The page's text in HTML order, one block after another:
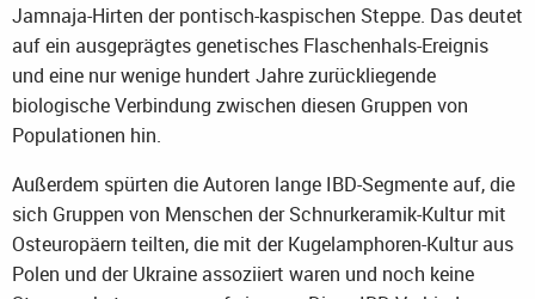
Jamnaja-Hirten der pontisch-kaspischen Steppe. Das deutet
auf ein ausgeprägtes genetisches Flaschenhals-Ereignis
und eine nur wenige hundert Jahre zurückliegende
biologische Verbindung zwischen diesen Gruppen von
Populationen hin.
Außerdem spürten die Autoren lange IBD-Segmente auf, die
sich Gruppen von Menschen der Schnurkeramik-Kultur mit
Osteuropäern teilten, die mit der Kugelamphoren-Kultur aus
Polen und der Ukraine assoziiert waren und noch keine